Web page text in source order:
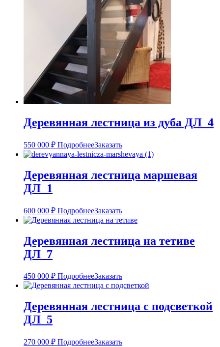
Деревянная лестница из дуба ДЛ_4
550 000 ₽ ПодробнееЗаказать
Деревянная лестница маршевая
ДЛ_1
600 000 ₽ ПодробнееЗаказать
Деревянная лестница на тетиве
ДЛ_7
450 000 ₽ ПодробнееЗаказать
Деревянная лестница с подсветкой
ДЛ_5
270 000 ₽ ПодробнееЗаказать